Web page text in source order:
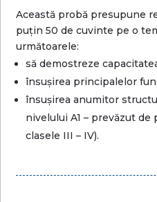
Această probă presupune
puțin 50 de cuvinte pe o
următoarele:
să demostreze
însușirea principalelor
însușirea anumitor
nivelului A1 – prevăzut
clasele III – IV).